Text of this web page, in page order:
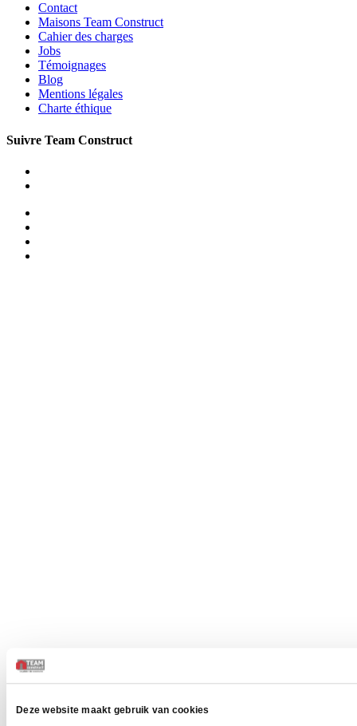
Deze website maakt gebruik van cookies
Contact
Maisons Team Construct
Cahier des charges
Jobs
Témoignages
Blog
Mentions légales
Charte éthique
Suivre Team Construct